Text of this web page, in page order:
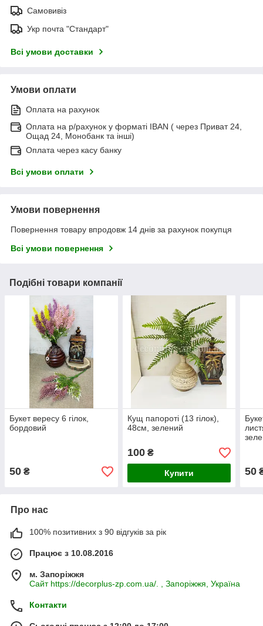
Самовивіз
Укр почта "Стандарт"
Всі умови доставки
Умови оплати
Оплата на рахунок
Оплата на р/рахунок у форматі IBAN ( через Приват 24,
Ощад 24, Монобанк та інші)
Оплата через касу банку
Всі умови оплати
Умови повернення
Повернення товару впродовж 14 днів за рахунок покупця
Всі умови повернення
Подібні товари компанії
Букет вересу 6 гілок,
бордовий
50 ₴
Кущ папороті (13 гілок),
48см, зелений
100₴
Купити 50
Про нас
100% позитивних з 90 відгуків за рік
Працює з 10.08.2016
м. Запоріжжя
Сайт https://decorplus-zp.com.ua/. , Запоріжжя, Україна
Контакти